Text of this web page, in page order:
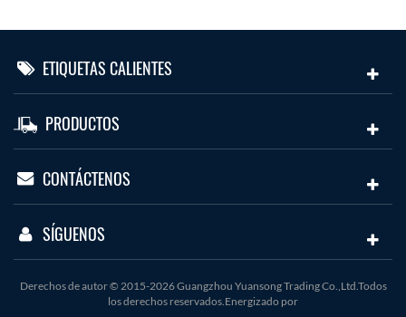
ETIQUETAS CALIENTES
PRODUCTOS
CONTÁCTENOS
SÍGUENOS
Derechos de autor © 2015-2026 Guangzhou Yuansong Trading Co.,Ltd.Todos
los derechos reservados.Energizado por